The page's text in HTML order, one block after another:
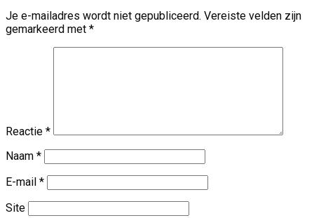
Je e-mailadres wordt niet gepubliceerd. Vereiste velden zijn
gemarkeerd met *
Reactie *
Naam *
E-mail *
Site